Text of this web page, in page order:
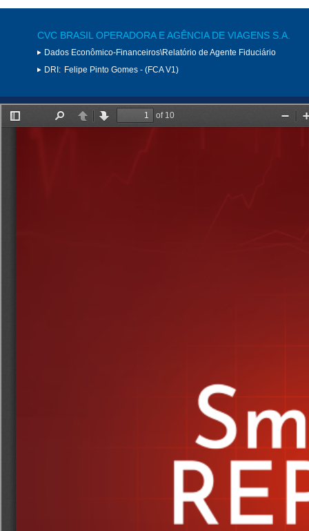
CVC BRASIL OPERADORA E AGÊNCIA DE VIAGENS S.A.
Dados Econômico-Financeiros\Relatório de Agente Fiduciário
DRI: Felipe Pinto Gomes - (FCA V1)